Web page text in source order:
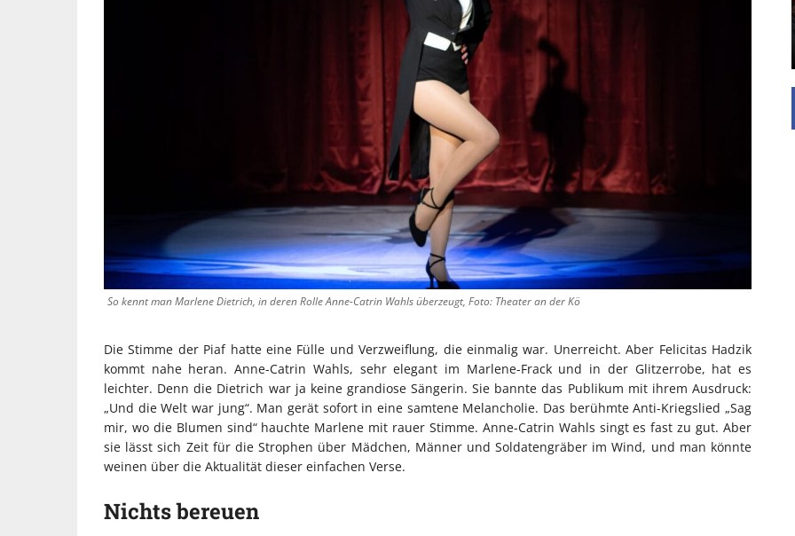
So kennt man Marlene Dietrich, in deren Rolle Anne-Catrin Wahls überzeugt, Foto: Theater an der Kö
Die Stimme der Piaf hatte eine Fülle und Verzweiflung, die einmalig war. Unerreicht. Aber Felicitas Hadzik
kommt nahe heran. Anne-Catrin Wahls, sehr elegant im Marlene-Frack und in der Glitzerrobe, hat es
leichter. Denn die Dietrich war ja keine grandiose Sängerin. Sie bannte das Publikum mit ihrem Ausdruck:
„Und die Welt war jung“. Man gerät sofort in eine samtene Melancholie. Das berühmte Anti-Kriegslied „Sag
mir, wo die Blumen sind“ hauchte Marlene mit rauer Stimme. Anne-Catrin Wahls singt es fast zu gut. Aber
sie lässt sich Zeit für die Strophen über Mädchen, Männer und Soldatengräber im Wind, und man könnte
weinen über die Aktualität dieser einfachen Verse.
Nichts bereuen
diesen Stil sind große Räume, schlicht gehalten
mit rustikalen Elementen und großen
Fensterflächen. Wie so vieles wurde ...